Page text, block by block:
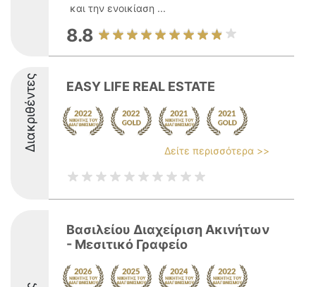
και την ενοικίαση ...
8.8
Διακριθέντες EASY LIFE REAL ESTATE
Δείτε περισσότερα >>
Βασιλείου Διαχείριση Ακινήτων
- Μεσιτικό Γραφείο